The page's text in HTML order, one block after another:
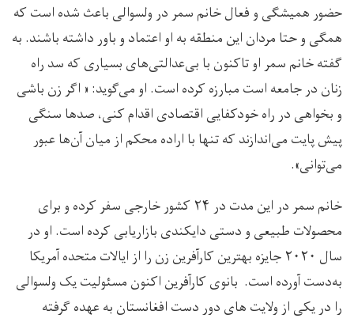
حضور همیشگی و فعال خانم سمر در ولسوالی باعث شده است که
همگی و حتا مردان این منطقه به او اعتماد و باور داشته باشند. به
گفته خانم سمر او تاکنون با بی‌عدالتی‌های بسیاری که سد راه
زنان در جامعه است مبارزه کرده است. او می‌گوید: « اگر زن باشی
و بخواهی در راه خودکفایی اقتصادی اقدام کنی، صدها سنگی
پیش پایت می‌اندازند که تنها با اراده محکم از میان آن‌ها عبور
می‌توانی».
خانم سمر در این مدت در ۲۴ کشور خارجی سفر کرده و برای
محصولات طبیعی و دستی دایکندی بازاریابی کرده است. او در
سال ۲۰۲۰ جایزه بهترین کارآفرین زن را از ایالات متحده آمریکا
به‌دست آورده است. بانوی کارآفرین اکنون مسئولیت یک ولسوالی
را در یکی از ولایت های دور دست افغانستان به عهده گرفته